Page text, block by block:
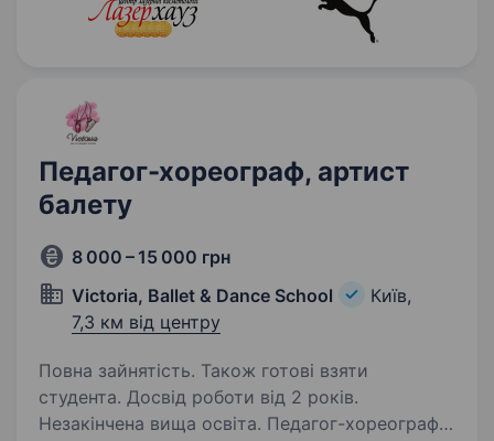
Педагог-хореограф, артист
балету
8 000 – 15 000 грн
Victoria, Ballet & Dance School
Київ,
7,3 км від центру
Повна зайнятість. Також готові взяти
студента. Досвід роботи від 2 років.
Незакінчена вища освіта. Педагог-хореограф